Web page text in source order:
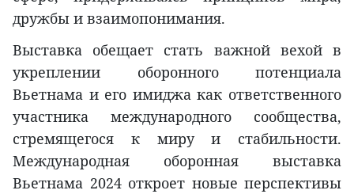
дружбы и взаимопонимания.
Выставка обещает стать важной вехой в
укреплении оборонного потенциала
Вьетнама и его имиджа как ответственного
участника международного сообщества,
стремящегося к миру и стабильности.
Международная оборонная выставка
Вьетнама 2024 откроет новые перспективы